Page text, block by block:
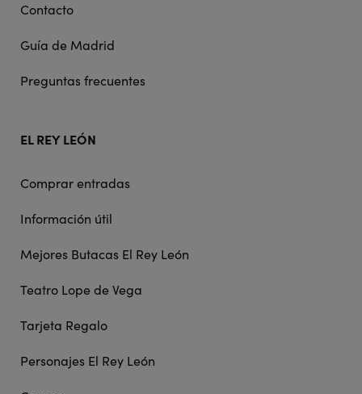
Contacto
Guía de Madrid
Preguntas frecuentes
EL REY LEÓN
Comprar entradas
Información útil
Mejores Butacas El Rey León
Teatro Lope de Vega
Tarjeta Regalo
Personajes El Rey León